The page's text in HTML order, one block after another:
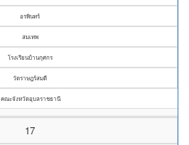
อรพินทร์
สมเทพ
โรงเรียนบ้านกุศกร
วัดราษฎร์สมดี
คณะจังหวัดอุบลราชธานี
17